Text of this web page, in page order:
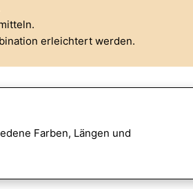
erleichtert werden.
Farben, Längen und